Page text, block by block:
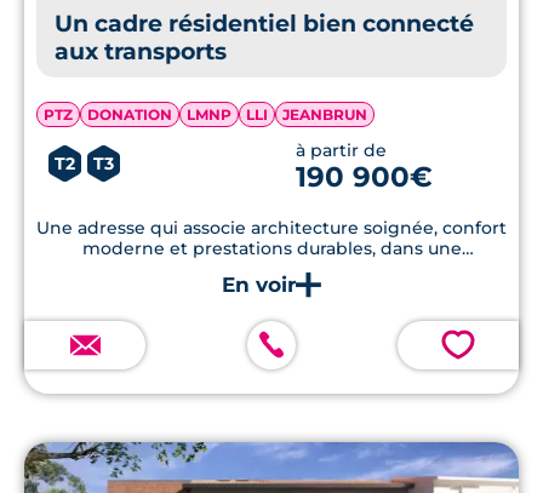
Un cadre résidentiel bien connecté
aux transports
PTZ DONATION LMNP LLI JEANBRUN
T2 T3
à partir de
190 900€
Une adresse qui associe architecture soignée, confort
moderne et prestations durables, dans une
commune idéalement placée au nord de Toulouse.
💗